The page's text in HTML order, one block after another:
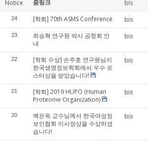
Notice 줌링크 bis
24 [학회] 70th ASMS Conference bis
23
최승혁 연구원 박사 공청회 안
내
bis
22
[학회 수상] 손주호 연구원님이
한국생명정보학회에서 우수 포
스터상을 받았습니다!
bis
21
[학회] 2019 HUPO (Human
Proteome Organization)
bis
20
백은옥 교수님께서 한국여성정
보인협회 이사장상을 수상하셨
습니다!
bis